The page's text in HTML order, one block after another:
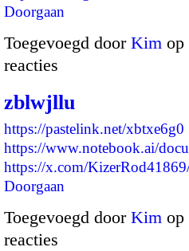
Doorgaan
Toegevoegd door Kim op
reacties
zblwjllu
https://pastelink.net/xbtxe6g0
https://www.notebook.ai/
https://x.com/
Doorgaan
Toegevoegd door Kim op
reacties